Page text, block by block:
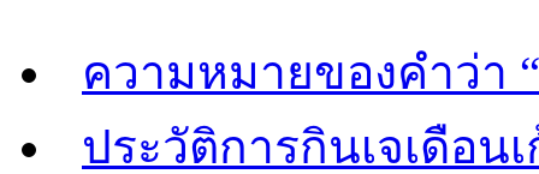
ความหมายของคำว่า “
ประวัติการกินเจเดือน